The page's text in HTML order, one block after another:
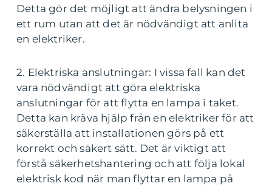
Detta gör det möjligt att ändra belysningen i
ett rum utan att det är nödvändigt att anlita
en elektriker.
2. Elektriska anslutningar: I vissa fall kan det
vara nödvändigt att göra elektriska
anslutningar för att flytta en lampa i taket.
Detta kan kräva hjälp från en elektriker för att
säkerställa att installationen görs på ett
korrekt och säkert sätt. Det är viktigt att
förstå säkerhetshantering och att följa lokal
elektrisk kod när man flyttar en lampa på